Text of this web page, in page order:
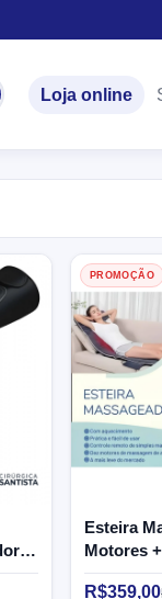
Loja online
PROMOÇÃO
Esteira
Motores
Bivolt -
R$359,00